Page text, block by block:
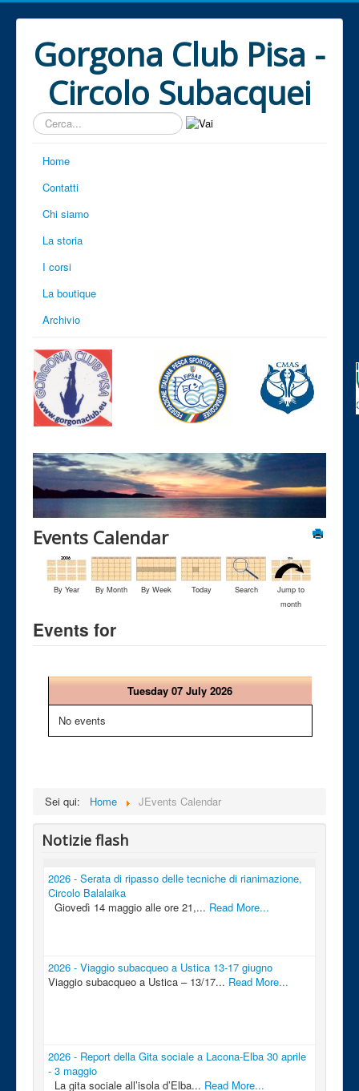
Gorgona Club Pisa -
Circolo Subacquei
Cerca...
Home
Contatti
Chi siamo
La storia
I corsi
La boutique
Archivio
Events Calendar
By Year By Month By Week Today Search
Jump to
month
Events for
Tuesday 07 July 2026
No events
Sei qui: Home JEvents Calendar
Notizie flash
2026 - Serata di ripasso delle tecniche di rianimazione,
Circolo Balalaika
Giovedì 14 maggio alle ore 21,... Read More...
2026 - Viaggio subacqueo a Ustica 13-17 giugno
Viaggio subacqueo a Ustica – 13/17... Read More...
2026 - Report della Gita sociale a Lacona-Elba 30 aprile
- 3 maggio
La gita sociale all’isola d’Elba... Read More...